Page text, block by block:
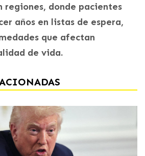
regiones, donde pacientes
años en listas de espera,
que afectan
de vida.